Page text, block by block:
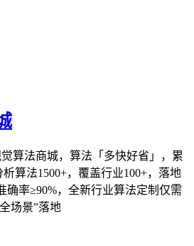
算法商城，算法「多快好省」，累
算法1500+，覆盖行业100+，落地
确率≥90%，全新行业算法定制仅需
场景”落地